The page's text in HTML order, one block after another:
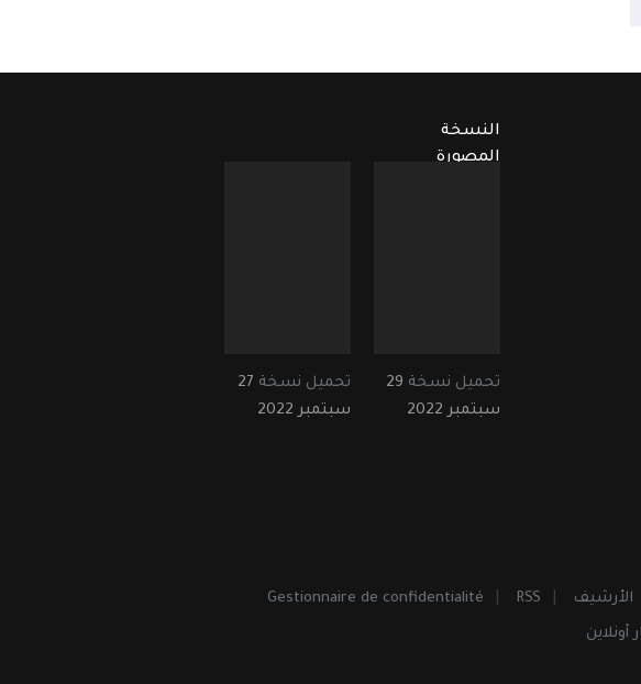
النسخة
المصورة
تحميل نسخة 29
سبتمبر 2022
تحميل نسخة 27
سبتمبر 2022
الأرشيف RSS
Gestionnaire de confidentialité